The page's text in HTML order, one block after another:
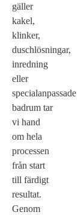
gäller
kakel,
klinker,
duschlösningar,
inredning
eller
specialanpassade
badrum tar
vi hand
om hela
processen
från start
till färdigt
resultat.
Genom